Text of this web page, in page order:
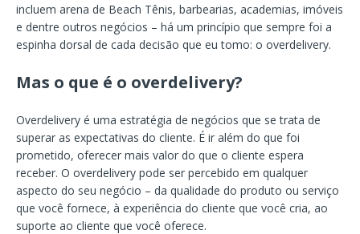
incluem arena de Beach Tênis, barbearias, academias, imóveis
e dentre outros negócios – há um princípio que sempre foi a
espinha dorsal de cada decisão que eu tomo: o overdelivery.
Mas o que é o overdelivery?
Overdelivery é uma estratégia de negócios que se trata de
superar as expectativas do cliente. É ir além do que foi
prometido, oferecer mais valor do que o cliente espera
receber. O overdelivery pode ser percebido em qualquer
aspecto do seu negócio – da qualidade do produto ou serviço
que você fornece, à experiência do cliente que você cria, ao
suporte ao cliente que você oferece.